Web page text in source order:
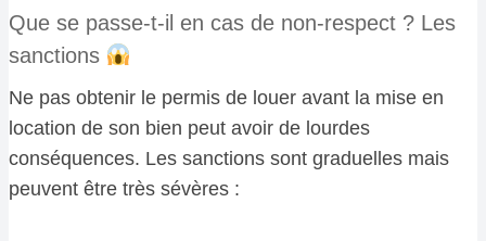
Que se passe-t-il en cas de non-respect ? Les
sanctions
Ne pas obtenir le permis de louer avant la mise en
location de son bien peut avoir de lourdes
conséquences. Les sanctions sont graduelles mais
peuvent être très sévères :